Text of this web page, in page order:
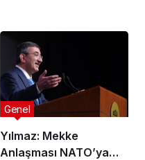
Yılmaz: Mekke
Anlaşması NATO’ya
Genel